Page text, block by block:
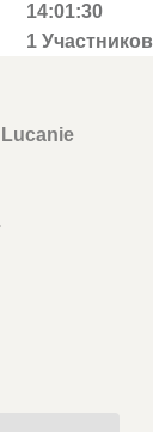
14:01:30
1 Участников